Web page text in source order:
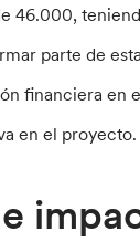
46.000,
parte de
financiera en
en el proyecto.